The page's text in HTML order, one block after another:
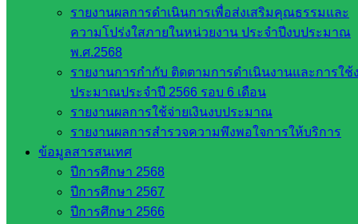
รายงานผลการดำเนินการเพื่อส่งเสริมคุณธรรมและ
ความโปร่งใสภายในหน่วยงาน ประจำปีงบประมาณ
พ.ศ.2568
รายงานการกำกับ ติดตามการดำเนินงานและการใช้
ประมาณประจำปี 2566 รอบ 6 เดือน
รายงานผลการใช้จ่ายเงินงบประมาณ
รายงานผลการสำรวจความพึงพอใจการให้บริการ
ข้อมูลสารสนเทศ
ปีการศึกษา 2568
ปีการศึกษา 2567
ปีการศึกษา 2566
บริหาร
จังหวัด
สระแก้ว
ศึกษาธิการ
จังหวัด
สระแก้ว
สำนักงาน
ส.ก.ส.ค.
จังหวัด
สระแก้ว